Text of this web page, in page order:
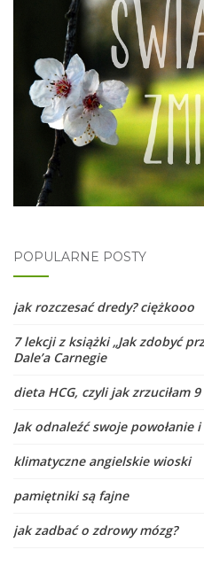
POPULARNE POSTY
jak rozczesać dredy? ciężkooo
7 lekcji z książki „Jak zdobyć
Dale’a Carnegie
dieta HCG, czyli jak zrzuciłam
Jak odnaleźć swoje powołanie
klimatyczne angielskie wioski
pamiętniki są fajne
jak zadbać o zdrowy mózg?